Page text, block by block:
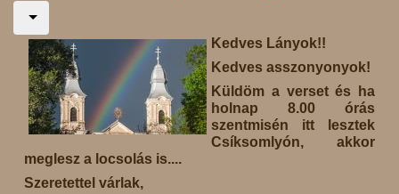
Kedves Lányok!!
Kedves asszonyonyok!
Küldöm a verset és ha
holnap 8.00 órás
szentmisén itt lesztek
Csíksomlyón, akkor
meglesz a locsolás is....
Szeretettel várlak,